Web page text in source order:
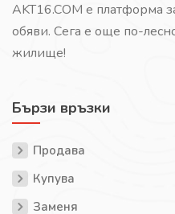
AKT16.COM е платформа
обяви. Сега е още по-
жилище!
Бързи връзки
Продава
Купува
Заменя